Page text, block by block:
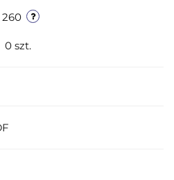
260
0 szt.